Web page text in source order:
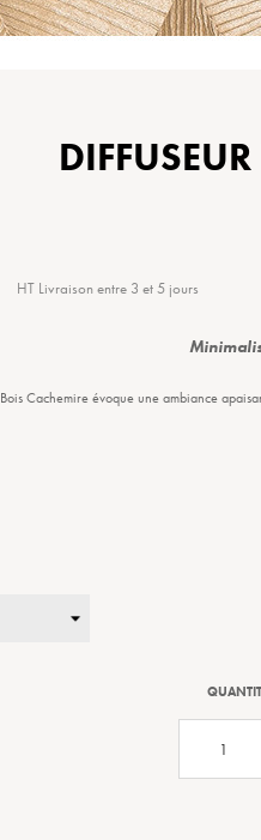
HT Livraison entre 3 et 5 jours
Bois Cachemire évoque une ambiance